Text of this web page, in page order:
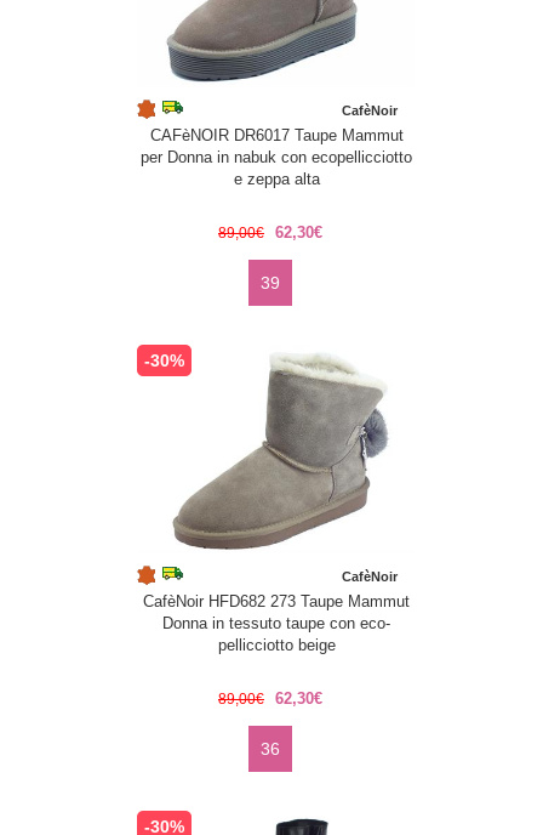
CafèNoir
CAFèNOIR DR6017 Taupe Mammut
per Donna in nabuk con ecopellicciotto
e zeppa alta
89,00€ 62,30€
39
-30%
CafèNoir
CafèNoir HFD682 273 Taupe Mammut
Donna in tessuto taupe con eco-
pellicciotto beige
89,00€ 62,30€
36
-30%